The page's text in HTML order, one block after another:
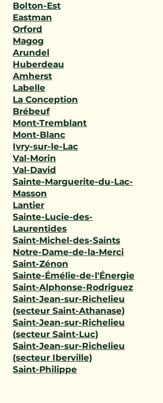
Bolton-Est
Eastman
Orford
Magog
Arundel
Huberdeau
Amherst
Labelle
La Conception
Brébeuf
Mont-Tremblant
Mont-Blanc
Ivry-sur-le-Lac
Val-Morin
Val-David
Sainte-Marguerite-du-Lac-
Masson
Lantier
Sainte-Lucie-des-
Laurentides
Saint-Michel-des-Saints
Notre-Dame-de-la-Merci
Saint-Zénon
Sainte-Émélie-de-l'Énergie
Saint-Alphonse-Rodriguez
Saint-Jean-sur-Richelieu
(secteur Saint-Athanase)
Saint-Jean-sur-Richelieu
(secteur Saint-Luc)
Saint-Jean-sur-Richelieu
(secteur Iberville)
Saint-Philippe